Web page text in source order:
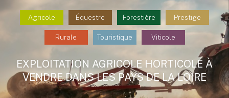
Agricole Équestre Forestière Prestige
Rurale Touristique Viticole
EXPLOITATION AGRICOLE HORTICOLE À
VENDRE DANS LES PAYS DE LA LOIRE